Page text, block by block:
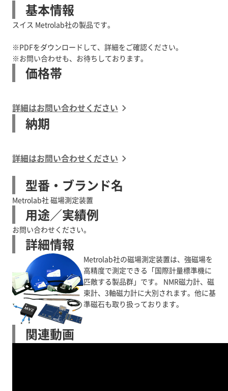
基本情報
スイス Metrolab社の製品です。
※PDFをダウンロードして、詳細をご確認ください。
※お問い合わせも、お待ちしております。
価格帯
詳細はお問い合わせください
納期
詳細はお問い合わせください
型番・ブランド名
Metrolab社 磁場測定装置
用途／実績例
お問い合わせください。
詳細情報
Metrolab社の磁場測定装置は、強磁場を
高精度で測定できる「国際計量標準機に
匹敵する製品群」です。 NMR磁力計、磁
束計、3軸磁力計に大別されます。他に基
準磁石も取り扱っております。
関連動画